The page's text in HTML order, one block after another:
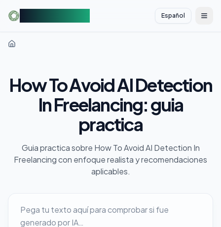
Español 切换
How To Avoid AI Detection
In Freelancing: guia
practica
Guia practica sobre How To Avoid AI Detection In
Freelancing con enfoque realista y recomendaciones
aplicables.